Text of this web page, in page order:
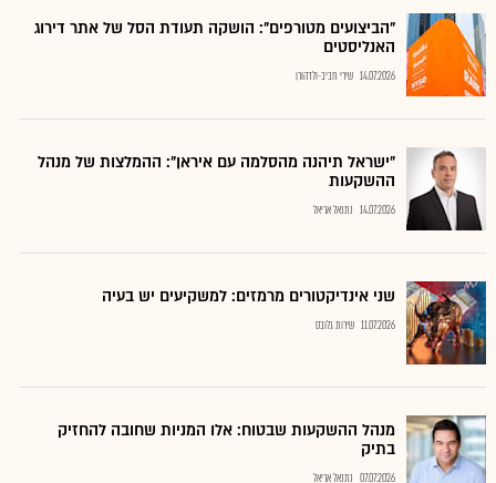
"הביצועים מטורפים": הושקה תעודת הסל של אתר דירוג
האנליסטים
14.07.2026 שירי חביב-ולדהורן
"ישראל תיהנה מהסלמה עם איראן": ההמלצות של מנהל
ההשקעות
14.07.2026 נתנאל אריאל
שני אינדיקטורים מרמזים: למשקיעים יש בעיה
11.07.2026 שירות גלובס
מנהל ההשקעות שבטוח: אלו המניות שחובה להחזיק
בתיק
07.07.2026 נתנאל אריאל